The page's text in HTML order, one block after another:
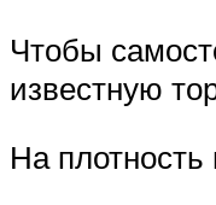
Чтобы
известную
На плотность